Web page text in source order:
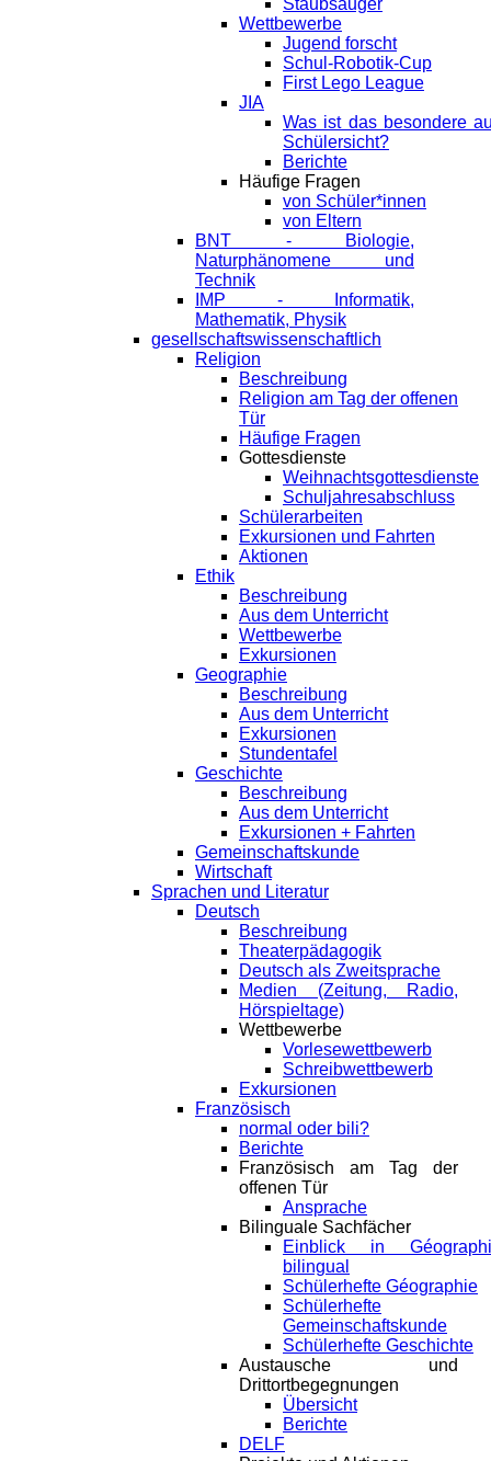
Staubsauger
Wettbewerbe
Jugend forscht
Schul-Robotik-Cup
First Lego League
JIA
Was ist das besondere
Schülersicht?
Berichte
Häufige Fragen
von Schüler*innen
von Eltern
BNT - Biologie,
Naturphänomene und
Technik
IMP - Informatik,
Mathematik, Physik
gesellschaftswissenschaftlich
Religion
Beschreibung
Religion am Tag der offenen
Tür
Häufige Fragen
Gottesdienste
Weihnachtsgottesdienste
Schuljahresabschluss
Schülerarbeiten
Exkursionen und Fahrten
Aktionen
Ethik
Beschreibung
Aus dem Unterricht
Wettbewerbe
Exkursionen
Geographie
Beschreibung
Aus dem Unterricht
Exkursionen
Stundentafel
Geschichte
Beschreibung
Aus dem Unterricht
Exkursionen + Fahrten
Gemeinschaftskunde
Wirtschaft
Sprachen und Literatur
Deutsch
Beschreibung
Theaterpädagogik
Deutsch als Zweitsprache
Medien (Zeitung, Radio,
Hörspieltage)
Wettbewerbe
Vorlesewettbewerb
Schreibwettbewerb
Exkursionen
Französisch
normal oder bili?
Berichte
Französisch am Tag der
offenen Tür
Ansprache
Bilinguale Sachfächer
Einblick in
bilingual
Schülerhefte Géographie
Schülerhefte
Gemeinschaftskunde
Schülerhefte Geschichte
Austausche und
Drittortbegegnungen
Übersicht
Berichte
DELF